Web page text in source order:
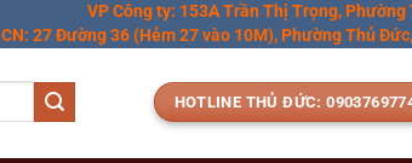
VP Công ty: 153A Trần Thị Trọng, Phường
CN: 27 Đường 36 (Hẻm 27 vào 10M), Phường Thủ
HOTLINE THỦ ĐỨC: